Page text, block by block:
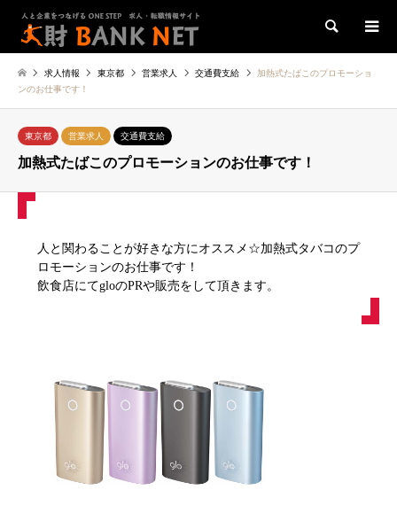
検索
求人情報 東京都 営業求人 交通費支給
加熱式たばこのプロモーショ
ンのお仕事です！
東京都 営業求人 交通費支給
加熱式たばこのプロモーションのお仕事です！
人と関わることが好きな方にオススメ☆加熱式タバコのプ
ロモーションのお仕事です！
飲食店にてgloのPRや販売をして頂きます。